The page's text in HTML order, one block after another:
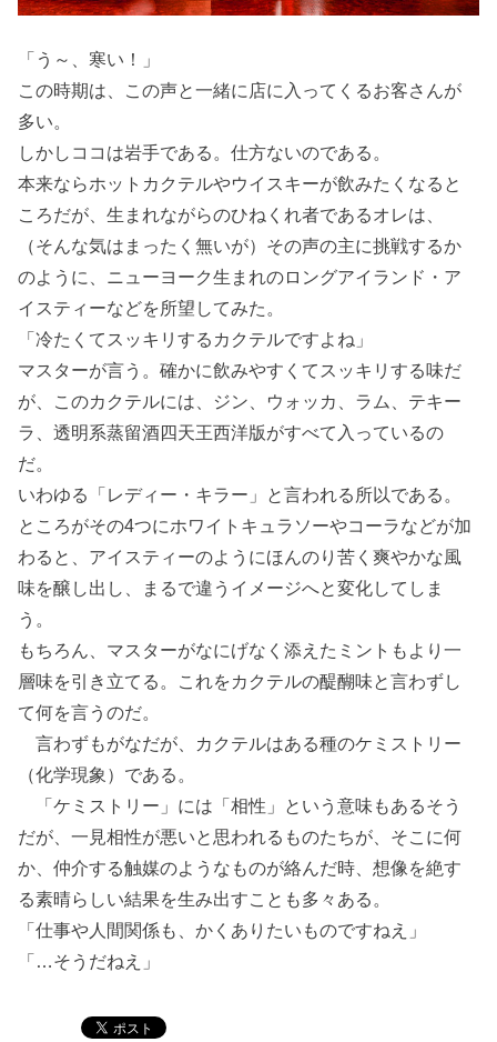
「う～、寒い！」
この時期は、この声と一緒に店に入ってくるお客さんが
多い。
しかしココは岩手である。仕方ないのである。
本来ならホットカクテルやウイスキーが飲みたくなると
ころだが、生まれながらのひねくれ者であるオレは、
（そんな気はまったく無いが）その声の主に挑戦するか
のように、ニューヨーク生まれのロングアイランド・ア
イスティーなどを所望してみた。
「冷たくてスッキリするカクテルですよね」
マスターが言う。確かに飲みやすくてスッキリする味だ
が、このカクテルには、ジン、ウォッカ、ラム、テキー
ラ、透明系蒸留酒四天王西洋版がすべて入っているの
だ。
いわゆる「レディー・キラー」と言われる所以である。
ところがその4つにホワイトキュラソーやコーラなどが加
わると、アイスティーのようにほんのり苦く爽やかな風
味を醸し出し、まるで違うイメージへと変化してしま
う。
もちろん、マスターがなにげなく添えたミントもより一
層味を引き立てる。これをカクテルの醍醐味と言わずし
て何を言うのだ。
言わずもがなだが、カクテルはある種のケミストリー
（化学現象）である。
「ケミストリー」には「相性」という意味もあるそう
だが、一見相性が悪いと思われるものたちが、そこに何
か、仲介する触媒のようなものが絡んだ時、想像を絶す
る素晴らしい結果を生み出すことも多々ある。
「仕事や人間関係も、かくありたいものですねえ」
「…そうだねえ」